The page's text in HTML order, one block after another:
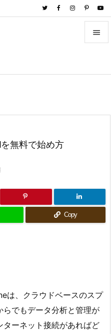

前へ
無料で始め方
Copy
は、クラウドベースのスプ
らでもデータ分析と管理が
ーネット接続があればど